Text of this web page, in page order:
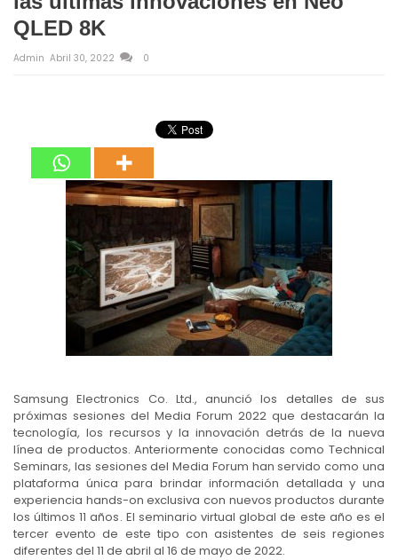
QLED 8K
Admin Abril 30, 2022 0
Samsung Electronics Co. Ltd., anunció los detalles de sus
próximas sesiones del Media Forum 2022 que destacarán la
tecnología, los recursos y la innovación detrás de la nueva
línea de productos. Anteriormente conocidas como Technical
Seminars, las sesiones del Media Forum han servido como una
plataforma única para brindar información detallada y una
experiencia hands-on exclusiva con nuevos productos durante
los últimos 11 años. El seminario virtual global de este año es el
tercer evento de este tipo con asistentes de seis regiones
diferentes del 11 de abril al 16 de mayo de 2022.